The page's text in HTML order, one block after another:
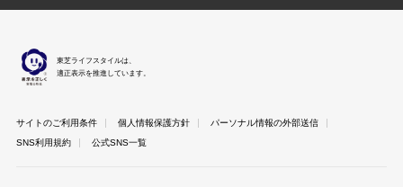
さま以外からのお問い合わせにはお答えできない場合があります
のであらかじめご了承ください。
東芝ライフスタイルは、
適正表示を推進しています。
サイトのご利用条件 個人情報保護方針
パーソナル情報の外部送信
SNS利用規約
公式SNS一覧